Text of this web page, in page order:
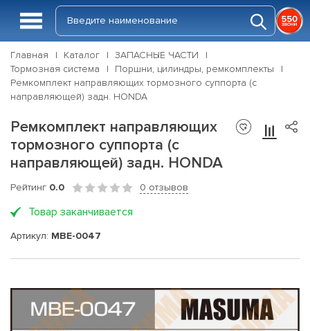
Главная Каталог
ЗАПАСНЫЕ ЧАСТИ
Тормозная система
Поршни, цилиндры, ремкомплекты
Ремкомплект направляющих тормозного суппорта (с
направляющей) задн. HONDA
Ремкомплект направляющих
тормозного суппорта (с
направляющей) задн. HONDA
Рейтинг 0.0 0 отзывов
Товар заканчивается
Артикул: MBE-0047